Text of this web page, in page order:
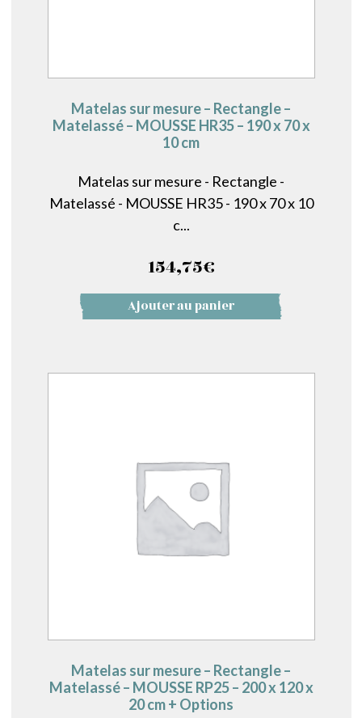
Matelas sur mesure – Rectangle –
Matelassé – MOUSSE HR35 – 190 x 70 x
10 cm
Matelas sur mesure - Rectangle -
Matelassé - MOUSSE HR35 - 190 x 70 x 10
c...
154,75€
Ajouter au panier
Matelas sur mesure – Rectangle –
Matelassé – MOUSSE RP25 – 200 x 120 x
20 cm + Options